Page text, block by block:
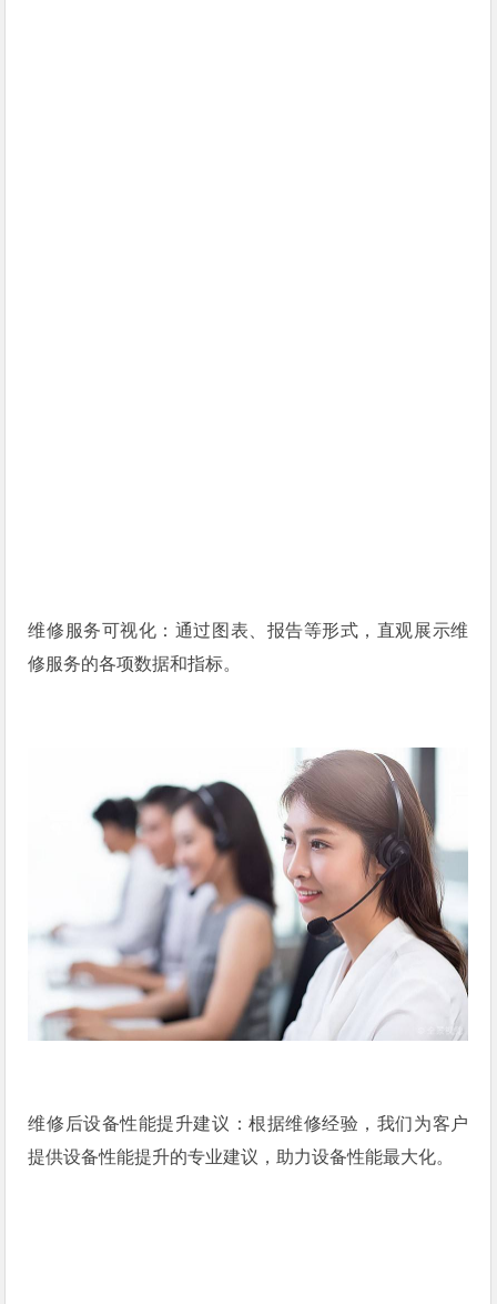
维修服务可视化：通过图表、报告等形式，直观展示维
修服务的各项数据和指标。
维修后设备性能提升建议：根据维修经验，我们为客户
提供设备性能提升的专业建议，助力设备性能最大化。